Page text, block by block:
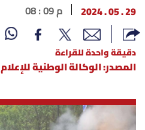
لبنان
الغلاف
محليات
29 . 05 . 2024 08 : 09 م
دقيقة واحدة للقراءة
المصدر: الوكالة الوطنية للإعلام